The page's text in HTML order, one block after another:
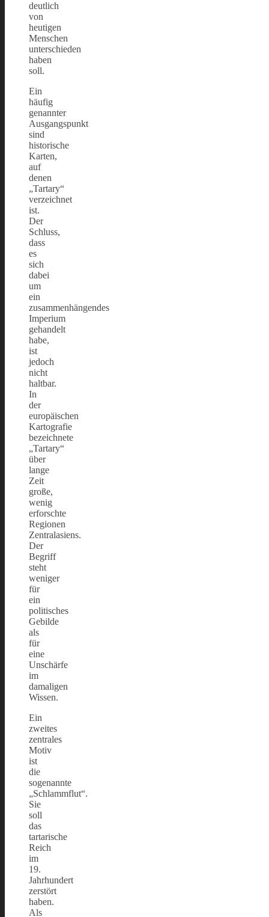
deutlich
von
heutigen
Menschen
unterschieden
haben
soll.
Ein
häufig
genannter
Ausgangspunkt
sind
historische
Karten,
auf
denen
„Tartary“
verzeichnet
ist.
Der
Schluss,
dass
es
sich
dabei
um
ein
zusammenhängendes
Imperium
gehandelt
habe,
ist
jedoch
nicht
haltbar.
In
der
europäischen
Kartografie
bezeichnete
„Tartary“
über
lange
Zeit
große,
wenig
erforschte
Regionen
Zentralasiens.
Der
Begriff
steht
weniger
für
ein
politisches
Gebilde
als
für
eine
Unschärfe
im
damaligen
Wissen.
Ein
zweites
zentrales
Motiv
ist
die
sogenannte
„Schlammflut“.
Sie
soll
das
tartarische
Reich
im
19.
Jahrhundert
zerstört
haben.
Als